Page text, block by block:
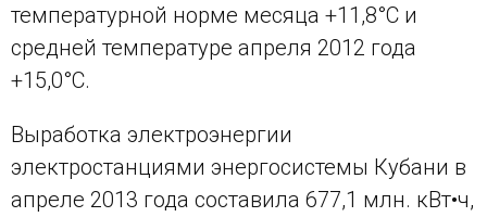
температурной норме месяца +11,8°С и
средней температуре апреля 2012 года
+15,0°С.
Выработка электроэнергии
электростанциями энергосистемы Кубани в
апреле 2013 года составила 677,1 млн. кВт•ч,